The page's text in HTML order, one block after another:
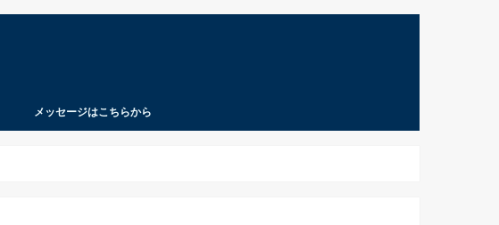
メッセージはこちらから